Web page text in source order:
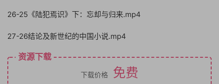
26-25《陆犯焉识》下：忘却与归来.mp4
27-26结论及新世纪的中国小说.mp4
资源下载
下载价格 免费